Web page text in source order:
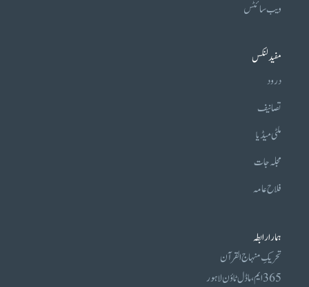
ویب سائٹس
مفید لنکس
درود
تصانیف
ملٹی میڈیا
مجلہ جات
فلاح عامہ
ہمارا رابطہ
تحریکِ منہاج القرآن
365 ایم، ماڈل ٹاؤن لاہور